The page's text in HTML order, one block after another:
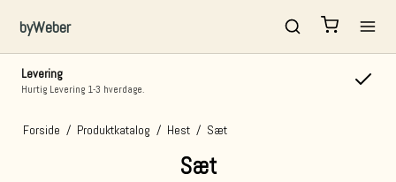
byWeber
Forside / Produktkatalog / Hest / Sæt
Sæt